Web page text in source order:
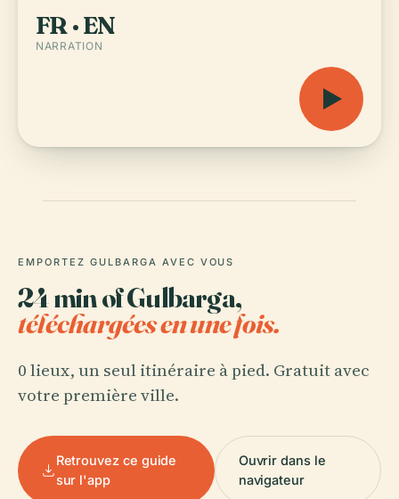
FR · EN
NARRATION
EMPORTEZ GULBARGA AVEC VOUS
24 min of Gulbarga,
téléchargées en une fois.
0 lieux, un seul itinéraire à pied. Gratuit avec
votre première ville.
Retrouvez ce guide
sur l'app
Ouvrir dans le
navigateur